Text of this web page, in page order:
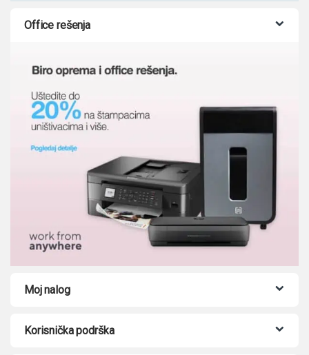
Office rešenja
Moj nalog
Korisnička podrška